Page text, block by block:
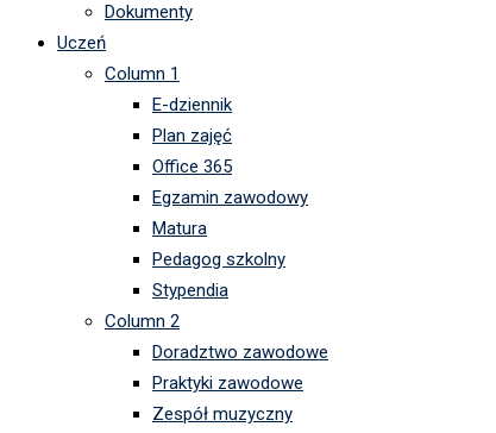
Dokumenty
Uczeń
Column 1
E-dziennik
Plan zajęć
Office 365
Egzamin zawodowy
Matura
Pedagog szkolny
Stypendia
Column 2
Doradztwo zawodowe
Praktyki zawodowe
Zespół muzyczny